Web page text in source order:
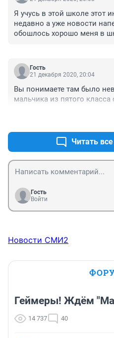
Я учусь в этой школе этот
недавно а уже новости
обошлось хорошо меня в
меня есть вопрос почему
ТОЛЬКО ВРОДЕ БЫ 1
меня вопрос учитель не
Гость
21 декабря 2020, 20:04
Вы понимаете там было
мальчика из пятого класса
Читать
Гость
Войти
Новости СМИ2
Геймеры! Ждём
14 737 40